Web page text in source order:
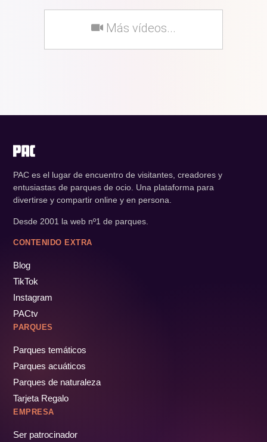
Más vídeos...
PAC es el lugar de encuentro de visitantes, creadores y
entusiastas de parques de ocio. Una plataforma para
divertirse y compartir online y en persona.
Desde 2001 la web nº1 de parques.
CONTENIDO EXTRA
Blog
TikTok
Instagram
PACtv
PARQUES
Parques temáticos
Parques acuáticos
Parques de naturaleza
Tarjeta Regalo
EMPRESA
Ser patrocinador